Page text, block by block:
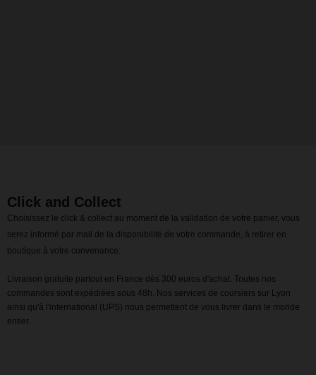
Click and Collect
Choisissez le click & collect au moment de la validation de votre panier, vous
serez informé par mail de la disponibilité de votre commande, à retirer en
boutique à votre convenance.
Livraison gratuite partout en France dès 300 euros d'achat. Toutes nos
commandes sont expédiées sous 48h. Nos services de coursiers sur Lyon
ainsi qu'à l'international (UPS) nous permettent de vous livrer dans le monde
entier.